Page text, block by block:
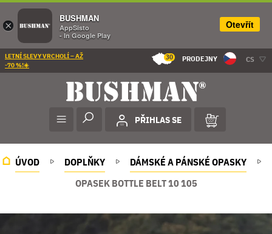
LETNÍ SLEVY VRCHOLÍ – AŽ
-70 %!☀️
30 PRODEJNY CS
PŘIHLAS SE
ÚVOD DOPLŇKY
DÁMSKÉ A PÁNSKÉ OPASKY
OPASEK BOTTLE BELT 10 105
×
BUSHMAN
AppSisto
- In Google Play
Otevřít